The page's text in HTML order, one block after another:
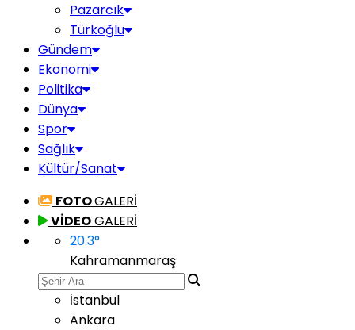
Pazarcık
Türkoğlu
Gündem
Ekonomi
Politika
Dünya
Spor
Sağlık
Kültür/Sanat
FOTOGALERİ
VİDEOGALERİ
20.3°
Kahramanmaraş
İstanbul
Ankara